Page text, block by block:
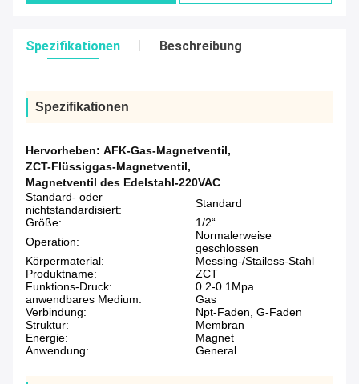
Spezifikationen Beschreibung
Spezifikationen
Hervorheben: AFK-Gas-Magnetventil,
ZCT-Flüssiggas-Magnetventil,
Magnetventil des Edelstahl-220VAC
Standard- oder
nichtstandardisiert:
Standard
Größe:
1/2“
Operation:
Normalerweise
geschlossen
Körpermaterial:
Messing-/Stailess-Stahl
Produktname:
ZCT
Funktions-Druck:
0.2-0.1Mpa
anwendbares Medium:
Gas
Verbindung:
Npt-Faden, G-Faden
Struktur:
Membran
Energie:
Magnet
Anwendung:
General